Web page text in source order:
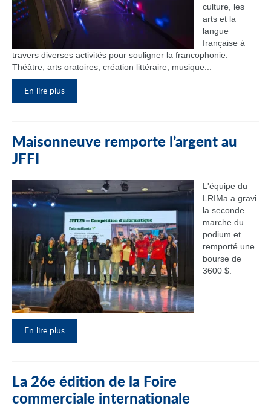
culture, les
arts et la
langue
française à
travers diverses activités pour souligner la francophonie.
Théâtre, arts oratoires, création littéraire, musique...
En lire plus
Maisonneuve remporte l’argent au
JFFI
L'équipe du
LRIMa a gravi
la seconde
marche du
podium et
remporté une
bourse de
3600 $.
En lire plus
La 26e édition de la Foire
commerciale internationale